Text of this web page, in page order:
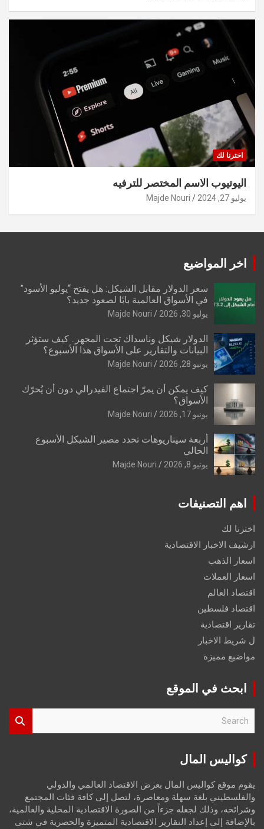
اخترنا لك
اليوتيوب الاسم المختصر للترفيه
يوليو 27, 2024 Majde Nouri
اخر المواضيع
سعر الدولار مقابل الشيكل: هل يفتح “يوليو الأسود”
في الأسواق العالمية بابًا لصعود جديد؟
يوليو 30, 2026 Majde Nouri
الدولار شيكل وناسداك تحت المجهر.. كيف ستؤثر
البيانات والتقارير على الأسواق هذا الأسبوع؟
يونيو 28, 2026 Majde Nouri
كيف يمكن أن يمرّ اجتماع الفيدرالي دون أن يُحرّك
الأسواق؟
يونيو 17, 2026 Majde Nouri
أربعة سيناريوهات تحدد مصير الشيكل الأسبوع
الحالي
يونيو 8, 2026 Majde Nouri
اهم التصنيفات
اخترنا لك
ارشيف الاخبار الاقتصادية
اسعار الذهب
اسعار العملات
اقتصاد العالم
اقتصاد فلسطين
تقارير اقتصادية
ل شريط الاخبار
مواضيع مميزة
ابحث في الموقع
r
كواليس المال
يقوم موقع كواليس المال بعرض الاقتصاد العالمي والدولي
والفلسطيني بلغة سهلة ومعاصرة، لتصل إلى كافة فئات المجتمع
وشرائحه، وذلك لجعله جزءاً من الصورة الاقتصادية المحلية والعالمية،
بالإضافة إلى إعداد التقارير الاقتصادية المتميزة والحصرية في شتى